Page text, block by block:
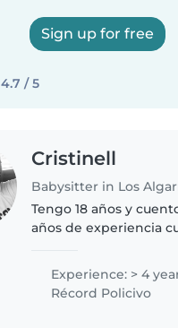
Sign up for free
4.7 / 5
Cristinell
Tengo 18 años y
años de experiencia
preescolares. Soy una
amigable,
paciente. Me gusta
Experience: > 4
Récord Policivo